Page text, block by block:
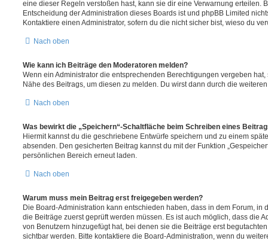
eine dieser Regeln verstoßen hast, kann sie dir eine Verwarnung erteilen.
Entscheidung der Administration dieses Boards ist und phpBB Limited
Kontaktiere einen Administrator, sofern du die nicht sicher bist, wieso du
Nach oben
Wie kann ich Beiträge den Moderatoren melden?
Wenn ein Administrator die entsprechenden Berechtigungen vergeben
Nähe des Beitrags, um diesen zu melden. Du wirst dann durch die
Nach oben
Was bewirkt die „Speichern“-Schaltfläche beim Schreiben eines
Hiermit kannst du die geschriebene Entwürfe speichern und zu einem
absenden. Den gesicherten Beitrag kannst du mit der Funktion
persönlichen Bereich erneut laden.
Nach oben
Warum muss mein Beitrag erst freigegeben werden?
Die Board-Administration kann entschieden haben, dass in dem Forum, in
die Beiträge zuerst geprüft werden müssen. Es ist auch möglich, dass die
von Benutzern hinzugefügt hat, bei denen sie die Beiträge erst
sichtbar werden. Bitte kontaktiere die Board-Administration, wenn du